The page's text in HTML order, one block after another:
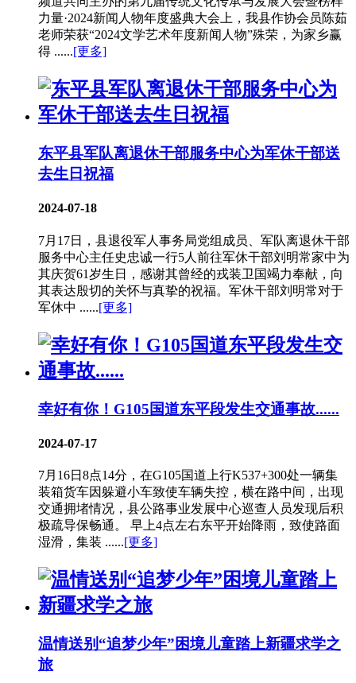
力量·2024新闻人物年度盛典大会上，我县作协会员陈茹
老师荣获“2024文学艺术年度新闻人物”殊荣，为家乡赢
得 ......[更多]
东平县军队离退休干部服务中心为军休干部送
去生日祝福
2024-07-18
7月17日，县退役军人事务局党组成员、军队离退休干部
服务中心主任史忠诚一行5人前往军休干部刘明常家中为
其庆贺61岁生日，感谢其曾经的戎装卫国竭力奉献，向
其表达殷切的关怀与真挚的祝福。军休干部刘明常对于
军休中 ......[更多]
幸好有你！G105国道东平段发生交通事故......
2024-07-17
7月16日8点14分，在G105国道上行K537+300处一辆集
装箱货车因躲避小车致使车辆失控，横在路中间，出现
交通拥堵情况，县公路事业发展中心巡查人员发现后积
极疏导保畅通。 早上4点左右东平开始降雨，致使路面
湿滑，集装 ......[更多]
温情送别“追梦少年”困境儿童踏上新疆求学之
旅